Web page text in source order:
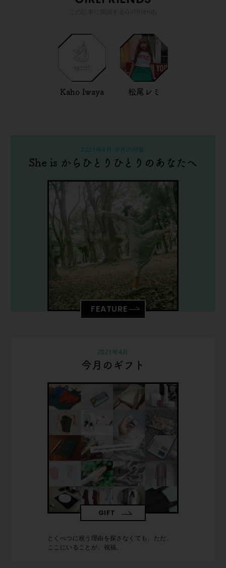
Kaho Iwaya 松尾レミ
2021年4月 今月の特集
She is からひとりひとりのあなたへ
FEATURE
2021年4月
今月のギフト
GIFT
とくべつに祝う理由を探さなくても、ただ、
ここにいることが、祝福。